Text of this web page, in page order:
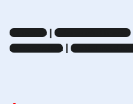
Impressum Datenschutz-Hinweise
Barrierefreiheit
Cookie-